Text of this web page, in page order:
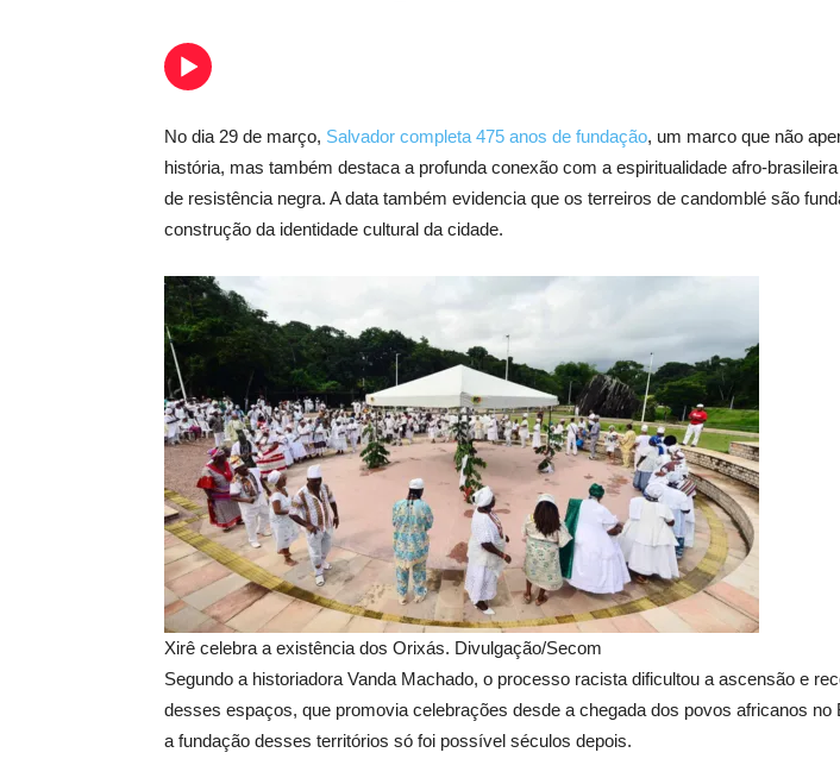
No dia 29 de março, Salvador completa 475 anos de fundação, um marco que não
história, mas também destaca a profunda conexão com a espiritualidade afro-
de resistência negra. A data também evidencia que os terreiros de candomblé são
construção da identidade cultural da cidade.
Xirê celebra a existência dos Orixás. Divulgação/Secom
Segundo a historiadora Vanda Machado, o processo racista dificultou a ascensão e
desses espaços, que promovia celebrações desde a chegada dos povos africanos no
a fundação desses territórios só foi possível séculos depois.